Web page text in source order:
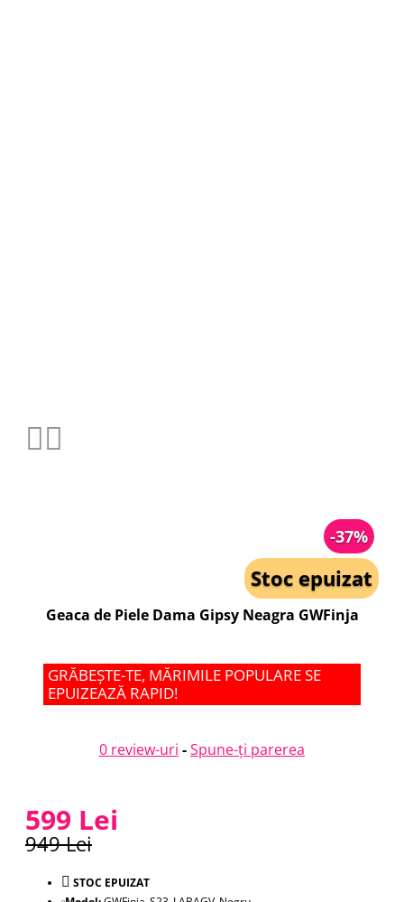
-37%
Stoc epuizat
Geaca de Piele Dama Gipsy Neagra GWFinja
GRĂBEȘTE-TE, MĂRIMILE POPULARE SE
EPUIZEAZĂ RAPID!
0 review-uri -Spune-ţi parerea
599 Lei
949 Lei
STOC EPUIZAT